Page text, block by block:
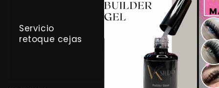
Servicio
retoque cejas